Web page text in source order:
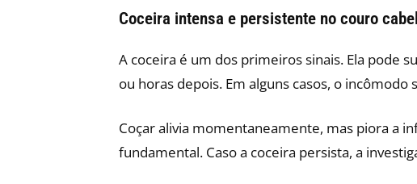
Coceira intensa e persistente no couro
A coceira é um dos primeiros sinais. Ela pode
ou horas depois. Em alguns casos, o incômodo
Coçar alivia momentaneamente, mas piora a
fundamental. Caso a coceira persista, a